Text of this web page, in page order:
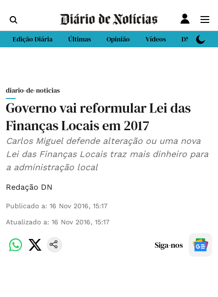
Edição Diária Últimas Opinião Vídeos DN Sport
diario-de-noticias
Governo vai reformular Lei das
Finanças Locais em 2017
Carlos Miguel defende alteração ou uma nova
Lei das Finanças Locais traz mais dinheiro para
a administração local
Redação DN
Publicado a: 16 Nov 2016, 15:17
Atualizado a: 16 Nov 2016, 15:17
Siga-nos